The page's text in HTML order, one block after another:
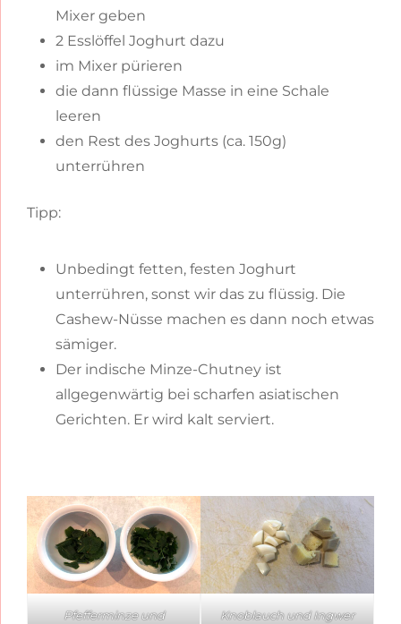
Mixer geben
2 Esslöffel Joghurt dazu
im Mixer pürieren
die dann flüssige Masse in eine Schale
leeren
den Rest des Joghurts (ca. 150g)
unterrühren
Tipp:
Unbedingt fetten, festen Joghurt
unterrühren, sonst wir das zu flüssig. Die
Cashew-Nüsse machen es dann noch etwas
sämiger.
Der indische Minze-Chutney ist
allgegenwärtig bei scharfen asiatischen
Gerichten. Er wird kalt serviert.
Pfefferminze und
Knoblauch und Ingwer